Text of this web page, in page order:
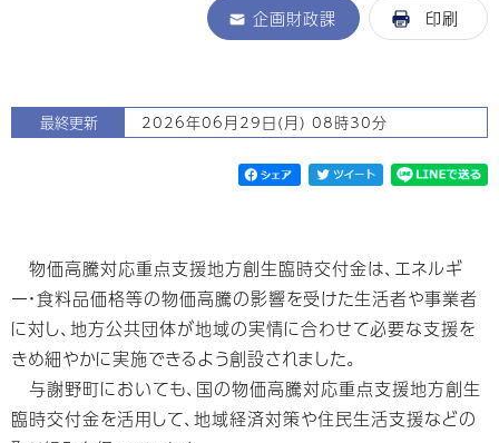
企画財政課 印刷
最終更新 2026年06月29日(月) 08時30分
物価高騰対応重点支援地方創生臨時交付金は、エネルギ
ー・食料品価格等の物価高騰の影響を受けた生活者や事業者
に対し、地方公共団体が地域の実情に合わせて必要な支援を
きめ細やかに実施できるよう創設されました。
与謝野町においても、国の物価高騰対応重点支援地方創生
臨時交付金を活用して、地域経済対策や住民生活支援などの